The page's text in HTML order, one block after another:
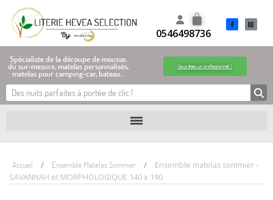
0546498736
Spécialiste de la découpe de mousse,
du sur-mesure, matelas personnalisés,
matelas pour camping-car, bateau…
Vous êtes un professionnel !
Accueil Ensemble Matelas Sommier
Ensemble matelas sommier -
SAVANNAH et MORPHOLOGIQUE 140 x 190